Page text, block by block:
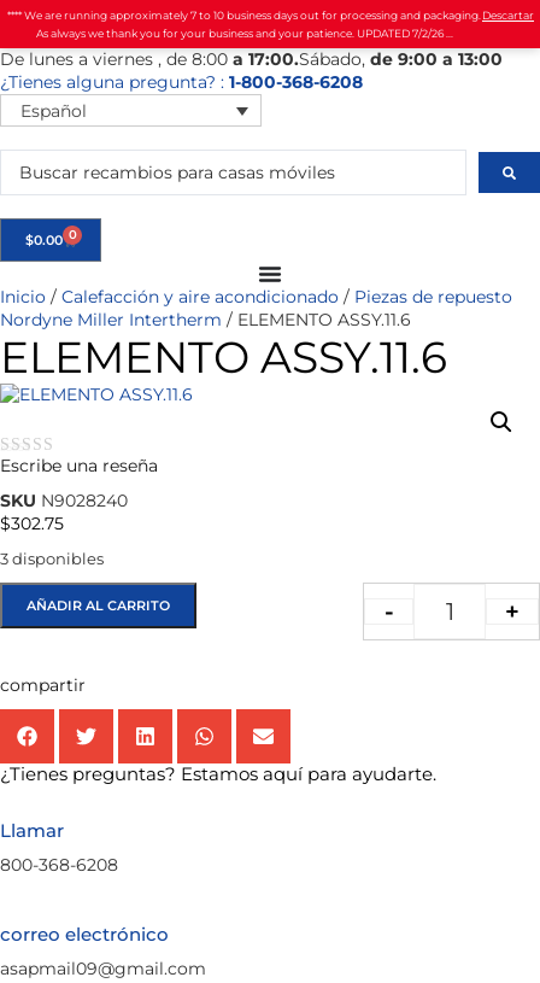
**** We are running approximately 7 to 10 business days out for processing and packaging.
As always we thank you for your business and your patience. UPDATED 7/2/26 ...
Descartar
De lunes a viernes , de 8:00 a 17:00.Sábado, de 9:00 a 13:00
¿Tienes alguna pregunta? : 1-800-368-6208
Español
$0.00 0
Inicio / Calefacción y aire acondicionado / Piezas de repuesto
Nordyne Miller Intertherm / ELEMENTO ASSY.11.6
ELEMENTO ASSY.11.6
★★★★★
Escribe una reseña
SKU N9028240
$302.75
3 disponibles
- +
AÑADIR AL CARRITO
compartir
¿Tienes preguntas? Estamos aquí para ayudarte.
Llamar
800-368-6208
correo electrónico
asapmail09@gmail.com